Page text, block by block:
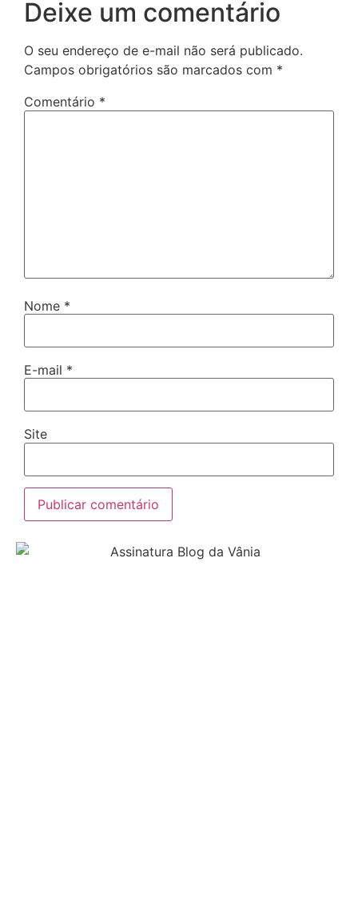
Deixe um comentário
O seu endereço de e-mail não será publicado.
Campos obrigatórios são marcados com *
Comentário *
Nome *
E-mail *
Site